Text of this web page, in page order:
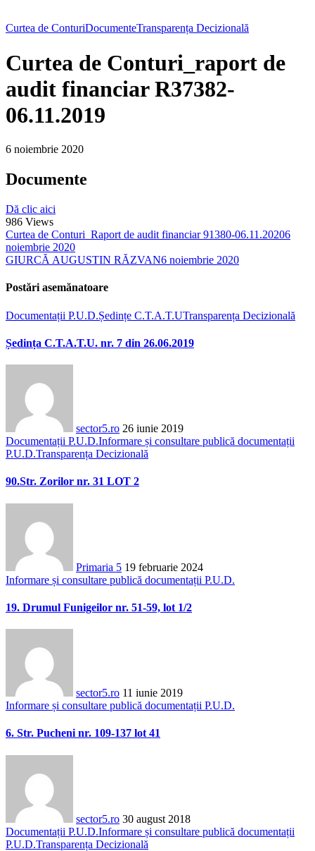
Curtea de ConturiDocumenteTransparența Decizională
Curtea de Conturi_raport de
audit financiar R37382-
06.11.2019
6 noiembrie 2020
Documente
Dă clic aici
986 Views
Curtea de Conturi_Raport de audit financiar 91380-06.11.20206
noiembrie 2020
GIURCĂ AUGUSTIN RĂZVAN6 noiembrie 2020
Postări asemănatoare
Documentații P.U.D.Ședințe C.T.A.T.UTransparența Decizională
Ședința C.T.A.T.U. nr. 7 din 26.06.2019
sector5.ro 26 iunie 2019
Documentații P.U.D.Informare și consultare publică documentații
P.U.D.Transparența Decizională
90.Str. Zorilor nr. 31 LOT 2
Primaria 5 19 februarie 2024
Informare și consultare publică documentații P.U.D.
19. Drumul Funigeilor nr. 51-59, lot 1/2
sector5.ro 11 iunie 2019
Informare și consultare publică documentații P.U.D.
6. Str. Pucheni nr. 109-137 lot 41
sector5.ro 30 august 2018
Documentații P.U.D.Informare și consultare publică documentații
P.U.D.Transparența Decizională